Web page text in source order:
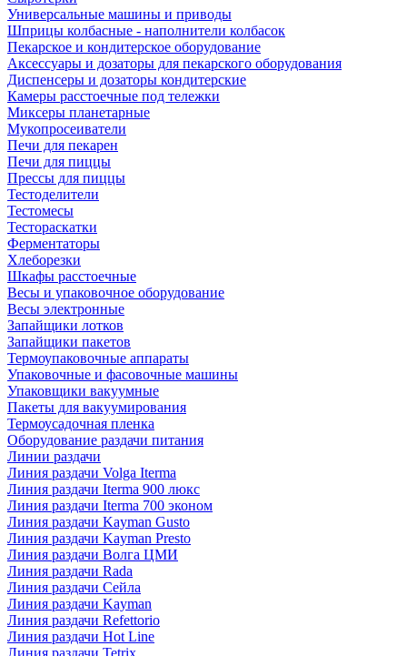
Универсальные машины и приводы
Шприцы колбасные - наполнители колбасок
Пекарское и кондитерское оборудование
Аксессуары и дозаторы для пекарского оборудования
Диспенсеры и дозаторы кондитерские
Камеры расстоечные под тележки
Миксеры планетарные
Мукопросеиватели
Печи для пекарен
Печи для пиццы
Прессы для пиццы
Тестоделители
Тестомесы
Тестораскатки
Ферментаторы
Хлеборезки
Шкафы расстоечные
Весы и упаковочное оборудование
Весы электронные
Запайщики лотков
Запайщики пакетов
Термоупаковочные аппараты
Упаковочные и фасовочные машины
Упаковщики вакуумные
Пакеты для вакуумирования
Термоусадочная пленка
Оборудование раздачи питания
Линии раздачи
Линия раздачи Volga Iterma
Линия раздачи Iterma 900 люкс
Линия раздачи Iterma 700 эконом
Линия раздачи Kayman Gusto
Линия раздачи Kayman Presto
Линия раздачи Волга ЦМИ
Линия раздачи Rada
Линия раздачи Сейла
Линия раздачи Kayman
Линия раздачи Refettorio
Линия раздачи Hot Line
Линия раздачи Tetrix